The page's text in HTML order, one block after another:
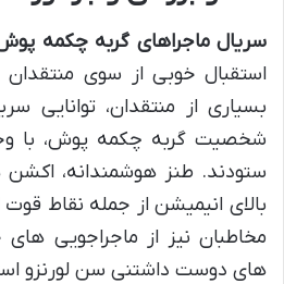
سریال ماجراهای گربه چکمه
استقبال خوبی از سوی
بسیاری از منتقدان، توانایی
شخصیت گربه چکمه پوش، با
ستودند. طنز هوشمندانه،
بالای انیمیشن از جمله نقاط
مخاطبان نیز از ماجراجویی
های دوست داشتنی سن لورنزو